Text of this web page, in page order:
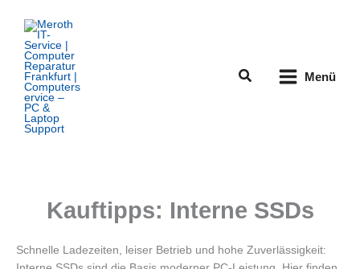
Inhalt
springen
Suchen Menü
Kauftipps: Interne SSDs
Schnelle Ladezeiten, leiser Betrieb und hohe Zuverlässigkeit: